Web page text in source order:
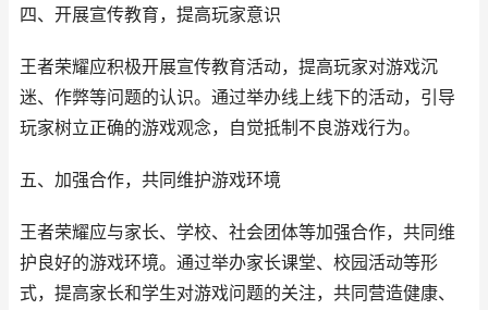
四、开展宣传教育，提高玩家意识
王者荣耀应积极开展宣传教育活动，提高玩家对游戏沉
迷、作弊等问题的认识。通过举办线上线下的活动，引导
玩家树立正确的游戏观念，自觉抵制不良游戏行为。
五、加强合作，共同维护游戏环境
王者荣耀应与家长、学校、社会团体等加强合作，共同维
护良好的游戏环境。通过举办家长课堂、校园活动等形
式，提高家长和学生对游戏问题的关注，共同营造健康、